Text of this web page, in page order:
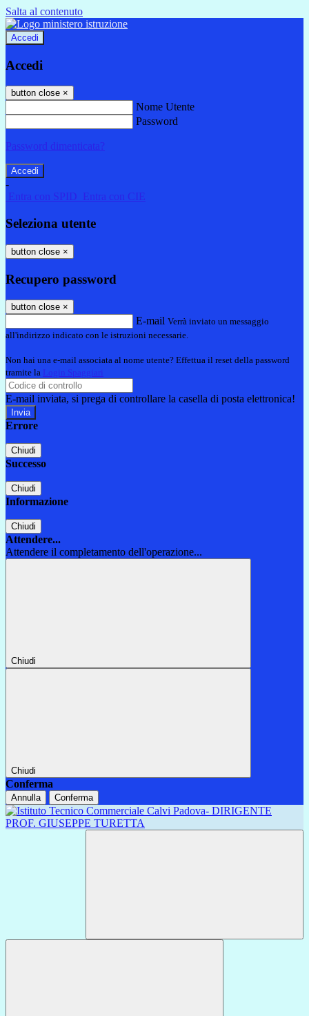
Salta al contenuto
Accedi
Accedi
button close ×
Nome Utente
Password
Password dimenticata?
-
Entra con SPID
Entra con CIE
Seleziona utente
button close ×
Recupero password
button close ×
E-mail Verrà inviato un messaggio
all'indirizzo indicato con le istruzioni necessarie.
Non hai una e-mail associata al nome utente? Effettua il reset della password
tramite la Login Spaggiari
E-mail inviata, si prega di controllare la casella di posta elettronica!
Errore
Chiudi
Successo
Chiudi
Informazione
Chiudi
Attendere...
Attendere il completamento dell'operazione...
Chiudi
Chiudi
Conferma
Annulla Conferma